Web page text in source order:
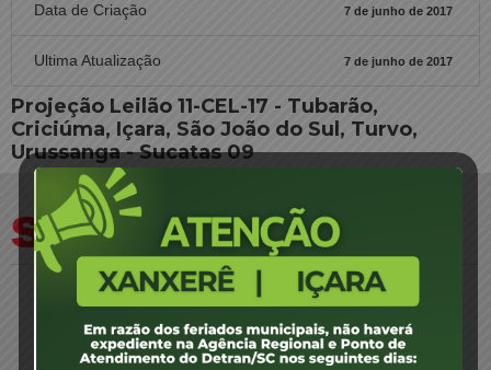
Data de Criação 7 de junho de 2017
Ultima Atualização 7 de junho de 2017
Projeção Leilão 11-CEL-17 - Tubarão,
Criciúma, Içara, São João do Sul, Turvo,
Urussanga - Sucatas 09